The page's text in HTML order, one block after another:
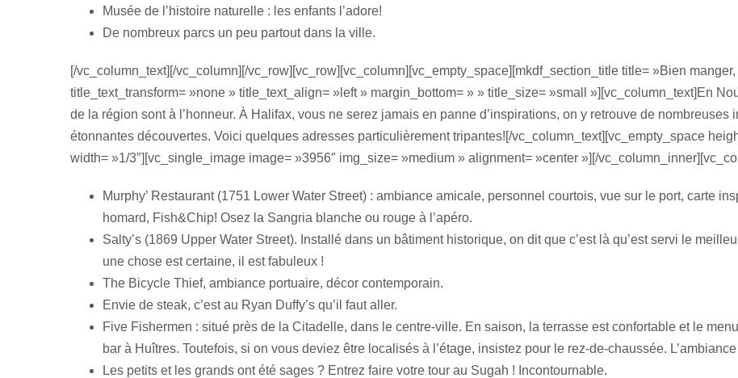
Musée de l’histoire naturelle : les enfants l’adore!
De nombreux parcs un peu partout dans la ville.
[/vc_column_text][/vc_column][/vc_row][vc_row][vc_column][vc_empty_space][mkdf_section_title title= »Bien
title_text_transform= »none » title_text_align= »left » margin_bottom= » » title_size= »small »][vc_column_text]En
de la région sont à l’honneur. À Halifax, vous ne serez jamais en panne d’inspirations, on y retrouve de nombreuses
étonnantes découvertes. Voici quelques adresses particulièrement tripantes![/vc_column_text][vc_empty_space
width= »1/3″][vc_single_image image= »3956″ img_size= »medium » alignment= »center »][/
Murphy’ Restaurant (1751 Lower Water Street) : ambiance amicale, personnel courtois, vue sur le port, carte
homard, Fish&Chip! Osez la Sangria blanche ou rouge à l’apéro.
Salty’s (1869 Upper Water Street). Installé dans un bâtiment historique, on dit que c’est là qu’est servi le
une chose est certaine, il est fabuleux !
The Bicycle Thief, ambiance portuaire, décor contemporain.
Envie de steak, c’est au Ryan Duffy’s qu’il faut aller.
Five Fishermen : situé près de la Citadelle, dans le centre-ville. En saison, la terrasse est confortable et le
bar à Huîtres. Toutefois, si on vous deviez être localisés à l’étage, insistez pour le rez-de-chaussée.
Les petits et les grands ont été sages ? Entrez faire votre tour au Sugah ! Incontournable.